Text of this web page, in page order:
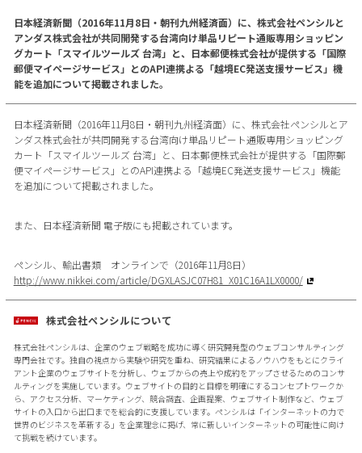
日本経済新聞（2016年11月8日・朝刊九州経済面）に、株式会社ペンシルと
アンダス株式会社が共同開発する台湾向け単品リピート通販専用ショッピン
グカート「スマイルツールズ 台湾」と、日本郵便株式会社が提供する「国際
郵便マイページサービス」とのAPI連携よる「越境EC発送支援サービス」機
能を追加について掲載されました。
日本経済新聞（2016年11月8日・朝刊九州経済面）に、株式会社ペンシルとア
ンダス株式会社が共同開発する台湾向け単品リピート通販専用ショッピング
カート「スマイルツールズ 台湾」と、日本郵便株式会社が提供する「国際郵
便マイページサービス」とのAPI連携よる「越境EC発送支援サービス」機能
を追加について掲載されました。
また、日本経済新聞 電子版にも掲載されています。
ペンシル、輸出書類 オンラインで（2016年11月8日）
http://www.nikkei.com/article/DGXLASJC07H81_X01C16A1LX0000/
株式会社ペンシルについて
株式会社ペンシルは、企業のウェブ戦略を成功に導く研究開発型のウェブコンサルティング
専門会社です。独自の視点から実験や研究を重ね、研究結果によるノウハウをもとにクライ
アント企業のウェブサイトを分析し、ウェブからの売上や成約をアップさせるためのコンサ
ルティングを実施しています。ウェブサイトの目的と目標を明確にするコンセプトワークか
ら、アクセス分析、マーケティング、競合調査、企画提案、ウェブサイト制作など、ウェブ
サイトの入口から出口までを総合的に支援しています。ペンシルは「インターネットの力で
世界のビジネスを革新する」を企業理念に掲げ、常に新しいインターネットの可能性に向け
て挑戦を続けています。